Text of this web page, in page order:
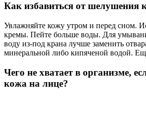
Как избавиться от шелушения
Увлажняйте кожу утром и перед сном.
кремы. Пейте больше воды. Для
воду из-под крана лучше заменить
минеральной либо кипяченой водой.
Чего не хватает в организме,
кожа на лице?